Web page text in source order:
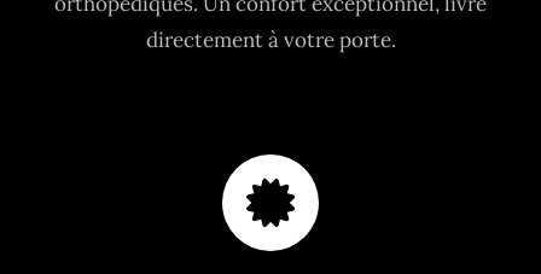
directement à votre porte.